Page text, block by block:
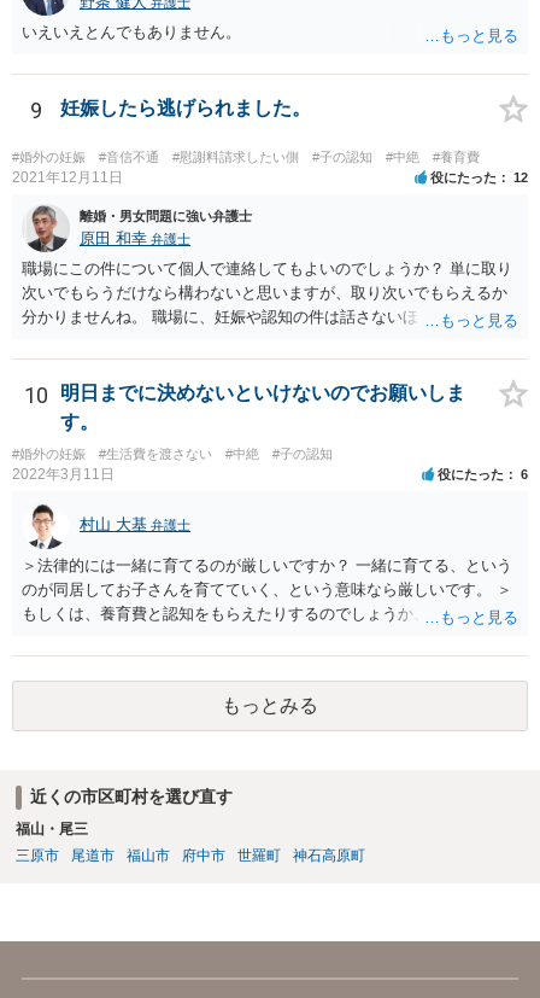
いえいえとんでもありません。
9 妊娠したら逃げられました。
#婚外の妊娠 #音信不通 #慰謝料請求したい側 #子の認知 #中絶 #養育費
2021年12月11日 役にたった 12
離婚・男女問題に強い弁護士
原田 和幸 弁護士
職場にこの件について個人で連絡してもよいのでしょうか？ 単に取り
次いでもらうだけなら構わないと思いますが、取り次いでもらえるか
分かりませんね。 職場に、妊娠や認知の件は話さないほうがよいと思
難しいと思われれば、弁護士に入ってもらうことも検討されてくださ
い。 一度、お近くの弁護士に相談されてみてもよいと思います。
10
明日までに決めないといけないのでお願いしま
す。
#婚外の妊娠 #生活費を渡さない #中絶 #子の認知
2022年3月11日 役にたった 6
村山 大基 弁護士
＞法律的には一緒に育てるのが厳しいですか？ 一緒に育てる、という
のが同居してお子さんを育てていく、という意味なら厳しいです。 ＞
もしくは、養育費と認知をもらえたりするのでしょうか、 相手が認知
す。 また、認知されたことを前提に、父親として子を養う義務があり
ますので、 養育費を請求できます。 ただ、極端な話相手に収入がなか
ったり、行方不明だったりすると、実際上の回収が難しい可能性はあ
ります。
もっとみる
近くの市区町村を選び直す
福山・尾三
三原市
尾道市 福山市 府中市 世羅町 神石高原町